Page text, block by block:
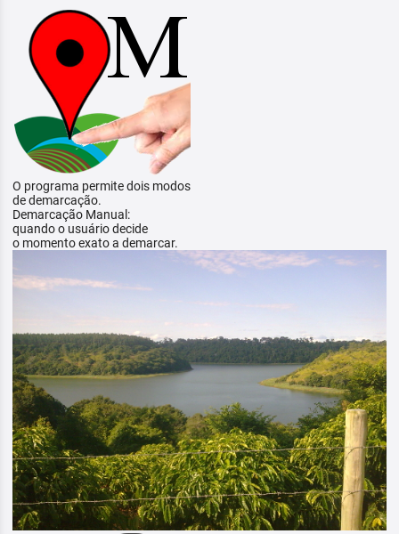
O programa permite dois modos
de demarcação.
Demarcação Manual:
quando o usuário decide
o momento exato a demarcar.